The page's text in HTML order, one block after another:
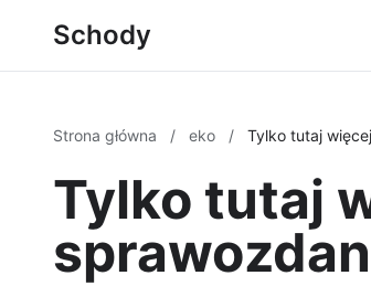
Schody
Strona główna / eko / Tylko tutaj
Tylko tutaj